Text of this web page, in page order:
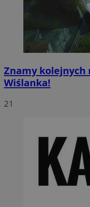
Znamy kolejnych
Wiślanka!
21